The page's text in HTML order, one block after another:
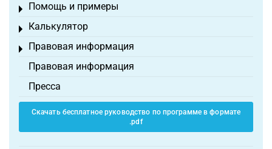
Помощь и примеры
Toggle menu
Калькулятор
Toggle menu
Правовая информация
Toggle menu
Правовая информация
Пресса
Скачать бесплатное руководство по программе в формате
.pdf